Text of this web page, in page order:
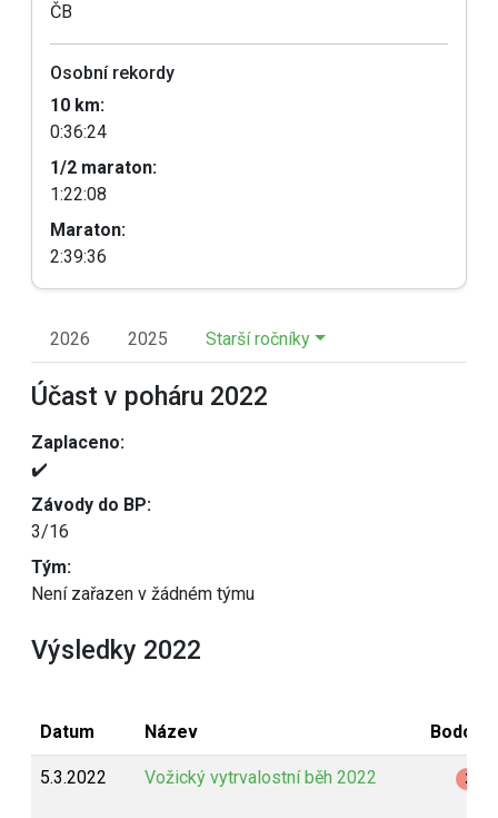
ČB
Osobní rekordy
10 km:
0:36:24
1/2 maraton:
1:22:08
Maraton:
2:39:36
2026 2025 Starší ročníky
Účast v poháru 2022
Zaplaceno:
✔️
Závody do BP:
3/16
Tým:
Není zařazen v žádném týmu
Výsledky 2022
Datum Název
5.3.2022 Vožický vytrvalostní běh 2022 Z